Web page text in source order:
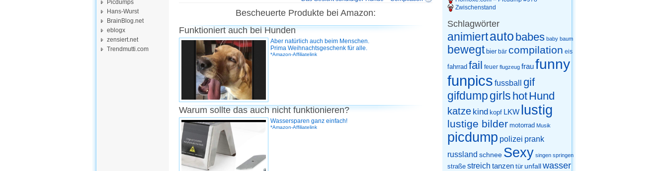
Picdumps
Hans-Wurst
BrainBlog.net
eblogx
zensiert.net
Trendmutti.com
Bescheuerte Produkte bei Amazon:
Funktioniert auch bei Hunden
Aber natürlich auch beim Menschen.
Prima Weihnachtsgeschenk für alle.
*Amazon-Affiliatelink
Warum sollte das auch nicht funktionieren?
Wassersparen ganz einfach!
*Amazon-Affiliatelink
Zwischenstand
Schlagwörter
animiertauto babes baby baum
bewegt bier bär compilation eis
fahrrad fail feuer flugzeug fraufunny
funpics fussball gif
gifdump girls hotHund
katze kind kopf LKW lustig
lustige bilder motorrad Musik
picdump polizei prank
russland schnee Sexy singen springen
straße streich tanzen tür unfallwasser